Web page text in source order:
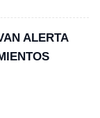
ALERTA